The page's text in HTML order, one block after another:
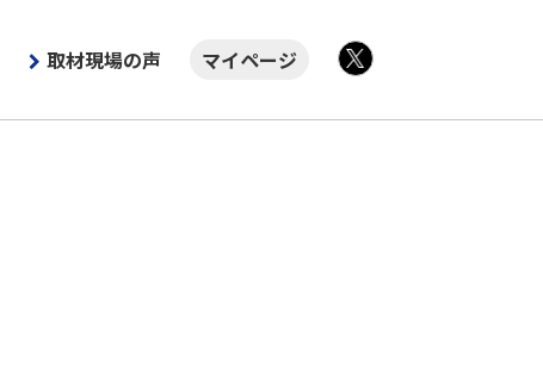
取材現場の声
マイページ